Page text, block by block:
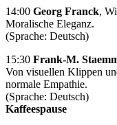
14:00 Georg Franck,
Moralische Eleganz.
(Sprache: Deutsch)
15:30 Frank-M.
Von visuellen Klippen
normale Empathie.
(Sprache: Deutsch)
Kaffeespause